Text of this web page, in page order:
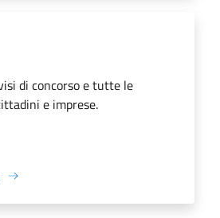
di concorso e tutte le
e imprese.